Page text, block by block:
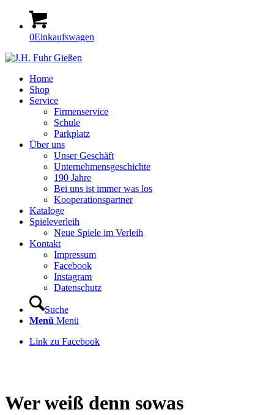
0Einkaufswagen
Home
Shop
Service
Firmenservice
Schule
Parkplatz
Über uns
Unser Geschäft
Unternehmensgeschichte
190 Jahre
Bei uns ist immer was los
Kooperationspartner
Kataloge
Spieleverleih
Neue Spiele im Verleih
Kontakt
Impressum
Facebook
Instagram
Datenschutz
Suche
Menü Menü
Link zu Facebook
Wer weiß denn sowas